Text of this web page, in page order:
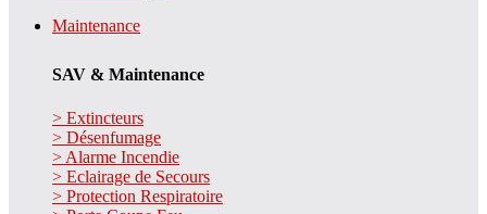
Maintenance
SAV & Maintenance
> Extincteurs
> Désenfumage
> Alarme Incendie
> Eclairage de Secours
> Protection Respiratoire